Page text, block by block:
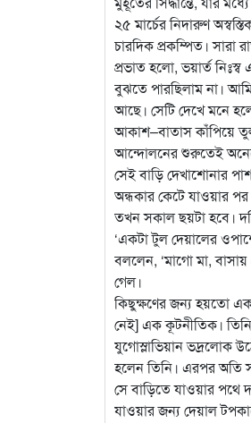
২৫ মার্চের নিদারুণ
চারদিক প্রকম্পিত। সারা
প্রভাত হলো, ভয়ার্ত
বুঝতে পারছিলাম না।
আছে। সেটি দেখে মনে
আকাশ–বাতাস কাঁপিয়ে
আন্দোলনের শুরুতেই
সেই বাড়ি দেখাশোনার
অন্ধকার কেটে যাওয়ার
তখন সকাল ছয়টা হবে।
‘একটা টুল দেয়ালের
বললেন, ‘মাগো মা,
গেল।
কিছুক্ষণের জন্য হয়তো
নেই] এক কূটনীতিক। তিনি
যুগোস্লাভিয়ান ভদ্রলোক
হলেন তিনি। এরপর অতি
সে বাড়িতে যাওয়ার পথে
যাওয়ার জন্য দেয়াল